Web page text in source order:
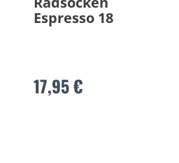
Espresso 18
17,95 €